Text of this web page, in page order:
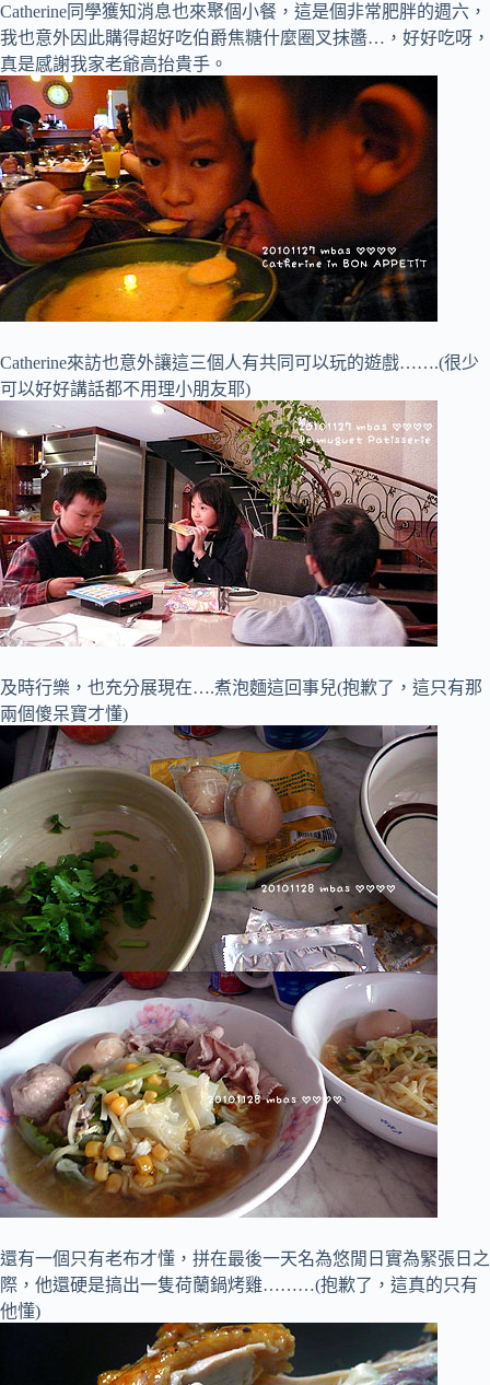
Catherine同學獲知消息也來聚個小餐，這是個非常肥胖的週六，
我也意外因此購得超好吃伯爵焦糖什麼圈叉抹醬…，好好吃呀，
真是感謝我家老爺高抬貴手。
Catherine來訪也意外讓這三個人有共同可以玩的遊戲…….(很少
可以好好講話都不用理小朋友耶)
及時行樂，也充分展現在….煮泡麵這回事兒(抱歉了，這只有那
兩個傻呆寶才懂)
還有一個只有老布才懂，拼在最後一天名為悠閒日實為緊張日之
際，他還硬是搞出一隻荷蘭鍋烤雞………(抱歉了，這真的只有
他懂)